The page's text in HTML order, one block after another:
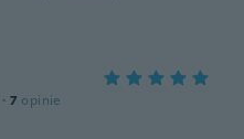
· 7 opinie